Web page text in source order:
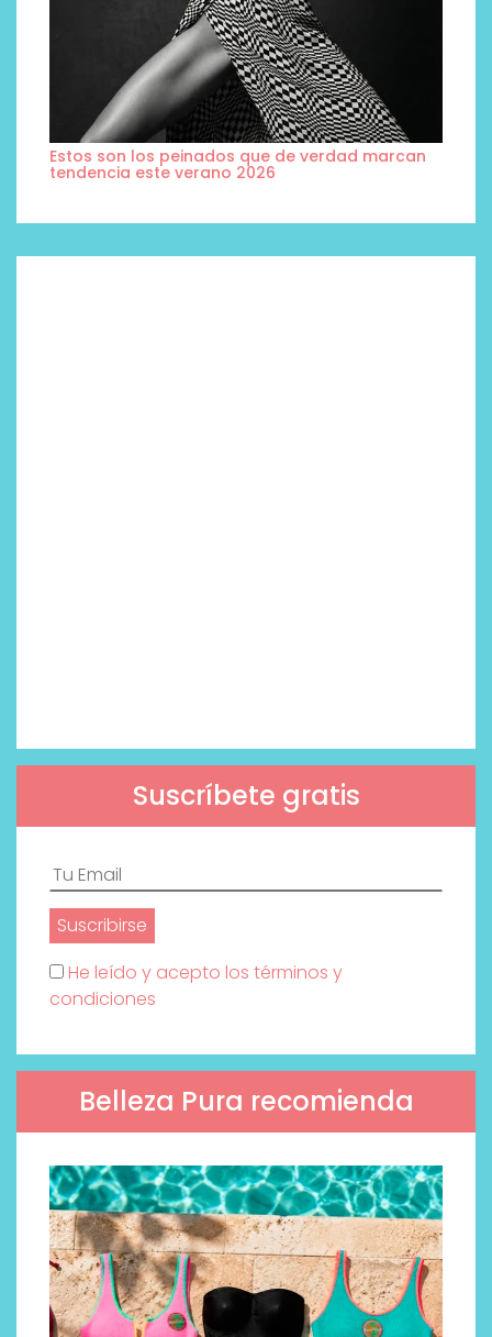
Estos son los peinados que de verdad marcan
tendencia este verano 2026
Suscríbete gratis
He leído y acepto los términos y
condiciones
Belleza Pura recomienda